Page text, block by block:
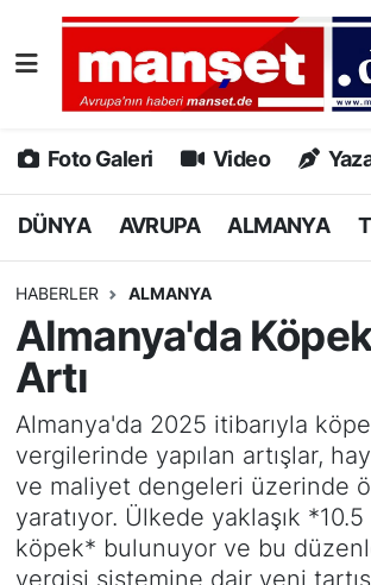
Foto Galeri Video
DÜNYA AVRUPA ALMANYA
HABERLER ALMANYA
Almanya'da
Artı
Almanya'da 2025 itibarıyla
vergilerinde yapılan artışlar,
ve maliyet dengeleri üzerinde
yaratıyor. Ülkede yaklaşık
köpek* bulunuyor ve bu
vergisi sistemine dair yeni
DÜNYA
AVRUPA
ALMANYA
HAMBURG
SPOR
DEUTSCH
EKONOMİ
SİYASET
Nöbetçi Eczaneler
Hava Durumu
Namaz Vakitleri
Puan Durumu ve Fikstür
Tüm Manşetler
Son Dakika Haberleri
Haber Arşivi